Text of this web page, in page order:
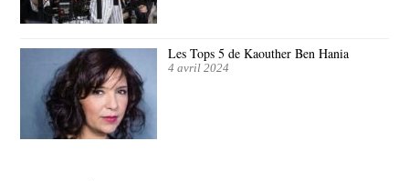
Les Tops 5 de Kaouther Ben Hania
4 avril 2024